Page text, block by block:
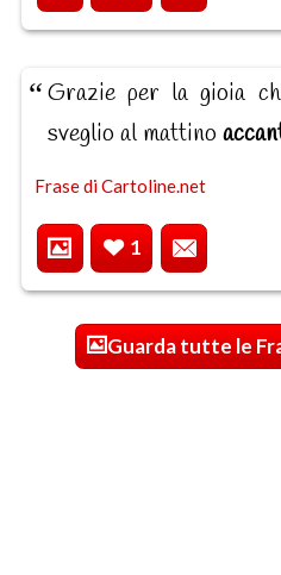
Grazie per la gioia
sveglio al mattino
Frase di Cartoline.net
1
Guarda tutte le